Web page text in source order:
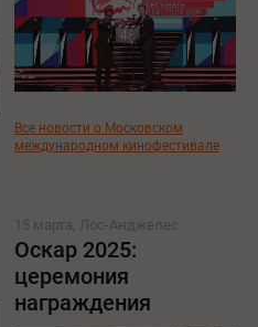
Все новости о Московском
международном кинофестивале
15 марта, Лос-Анджелес
Оскар 2025:
церемония
награждения